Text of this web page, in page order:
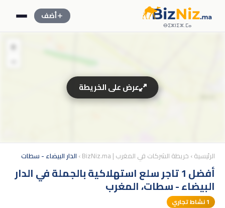
ⴱⵉⵣⵏⵉⵣ.ⵎⴰ
أضف
الرئيسية› خريطة الشركات في المغرب | BizNiz.ma › الدار البيضاء - سطات
أفضل 1 تاجر سلع استهلاكية بالجملة في الدار
البيضاء - سطات، المغرب
1نشاط تجاري
+
عرض على الخريطة